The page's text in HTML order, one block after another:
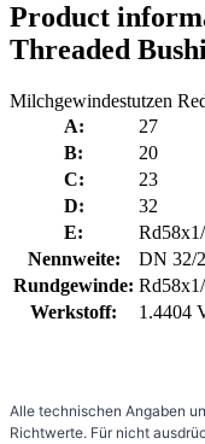
Product
Threaded
Milchgewindestutzen
A:
27
B:
20
C:
23
D:
32
E:
Nennweite:
DN 32/
Rundgewinde:
Werkstoff:
1.4404
Alle technischen Angaben
Richtwerte. Für nicht